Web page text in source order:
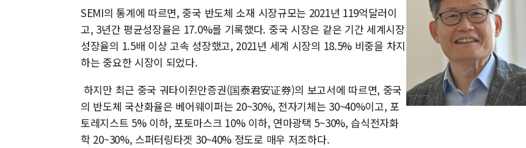
SEMI의 통계에 따르면, 중국 반도체 소재 시장규모는 2021년 119억달러이
고, 3년간 평균성장율은 17.0%를 기록했다. 중국 시장은 같은 기간 세계시장
성장율의 1.5배 이상 고속 성장했고, 2021년 세계 시장의 18.5% 비중을 차지
하는 중요한 시장이 되었다.
하지만 최근 중국 궈타이쥔안증권(国泰君安证券)의 보고서에 따르면, 중국
의 반도체 국산화율은 베어웨이퍼는 20~30%, 전자기체는 30~40%이고, 포
토레지스트 5% 이하, 포토마스크 10% 이하, 연마광택 5~30%, 습식전자화
학 20~30%, 스퍼터링타겟 30~40% 정도로 매우 저조하다.